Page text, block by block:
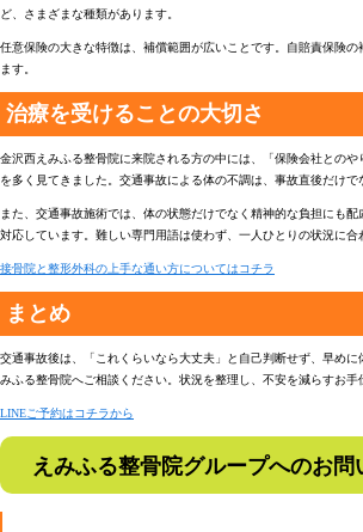
ど、さまざまな種類があります。
任意保険の大きな特徴は、補償範囲が広いことです。自賠責保険
ます。
治療を受けることの大切さ
金沢西えみふる整骨院に来院される方の中には、「保険会社との
を多く見てきました。交通事故による体の不調は、事故直後だけ
また、交通事故施術では、体の状態だけでなく精神的な負担にも
対応しています。難しい専門用語は使わず、一人ひとりの状況に合
接骨院と整形外科の上手な通い方についてはコチラ
まとめ
交通事故後は、「これくらいなら大丈夫」と自己判断せず、早め
みふる整骨院へご相談ください。状況を整理し、不安を減らすお手
LINEご予約はコチラから
えみふる整骨院グループへのお問